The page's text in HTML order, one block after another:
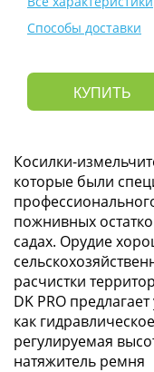
Способы доставки
КУПИТЬ
Косилки-
которые были
пожнивных
садах. Орудие
расчистки
DK PRO
как
регулируемая
натяжитель ремня